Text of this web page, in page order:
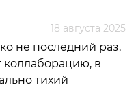
18 августа 2025
не последний раз,
коллаборацию, в
тихий